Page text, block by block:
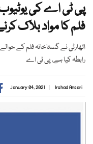
پی ٹی اے کی
فلم کا مواد بلاک
اتھارٹی نے گستاخانہ فلم کے
رابطہ کیا ہے، پی ٹی اے
Irshad Ansari
January 04, 2021